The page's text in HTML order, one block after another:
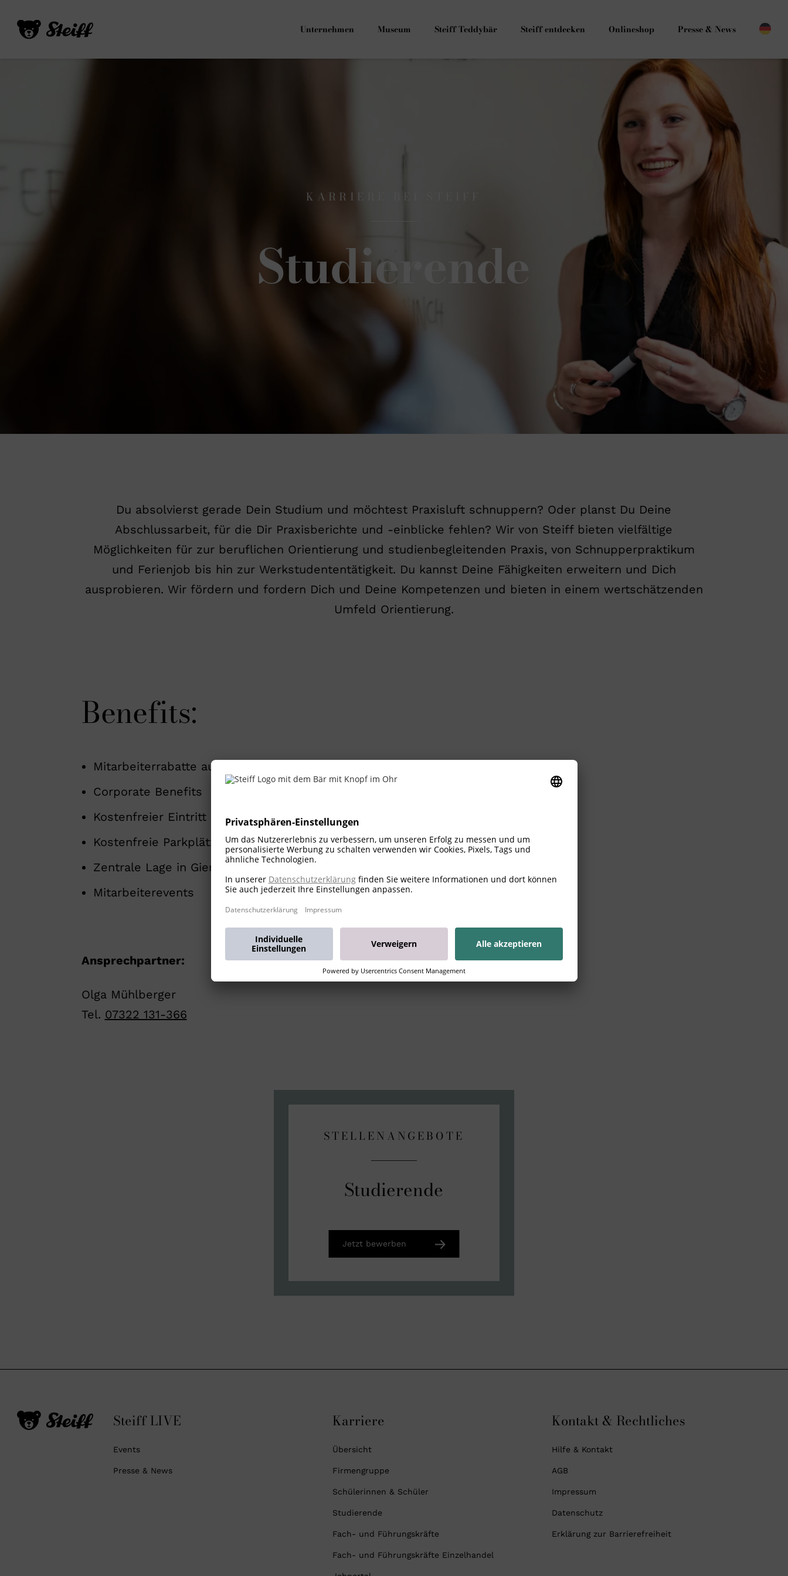
Unternehmen Museum Steiff Teddybär Steiff entdecken Onlineshop Presse & News
KARRIERE BEI STEIFF
Studierende
Du absolvierst gerade Dein Studium und möchtest Praxisluft schnuppern? Oder planst Du Deine
Abschlussarbeit, für die Dir Praxisberichte und -einblicke fehlen? Wir von Steiff bieten vielfältige
Möglichkeiten für zur beruflichen Orientierung und studienbegleitenden Praxis, von Schnupperpraktikum
und Ferienjob bis hin zur Werkstudententätigkeit. Du kannst Deine Fähigkeiten erweitern und Dich
ausprobieren. Wir fördern und fordern Dich und Deine Kompetenzen und bieten in einem wertschätzenden
Umfeld Orientierung.
Benefits:
Mitarbeiterrabatte auf Steiff-Produkte
Corporate Benefits
Kostenfreier Eintritt ins Steiff Museum
Kostenfreie Parkplätze sowie gute Zug- & Verkehrsanbindung
Zentrale Lage in Giengen
Mitarbeiterevents
Ansprechpartner:
Olga Mühlberger
Tel. 07322 131-366
STELLENANGEBOTE
Studierende
Jetzt bewerben
Steiff LIVE
Events
Presse & News
Karriere
Übersicht
Firmengruppe
Schülerinnen & Schüler
Studierende
Fach- und Führungskräfte
Fach- und Führungskräfte Einzelhandel
Kontakt & Rechtliches
Hilfe & Kontakt
AGB
Impressum
Datenschutz
Erklärung zur Barrierefreiheit